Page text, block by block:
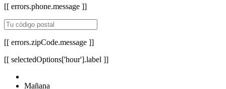
[[ errors.phone.message ]]
[[ errors.zipCode.message ]]
[[ selectedOptions['hour'].label ]]
Mañana